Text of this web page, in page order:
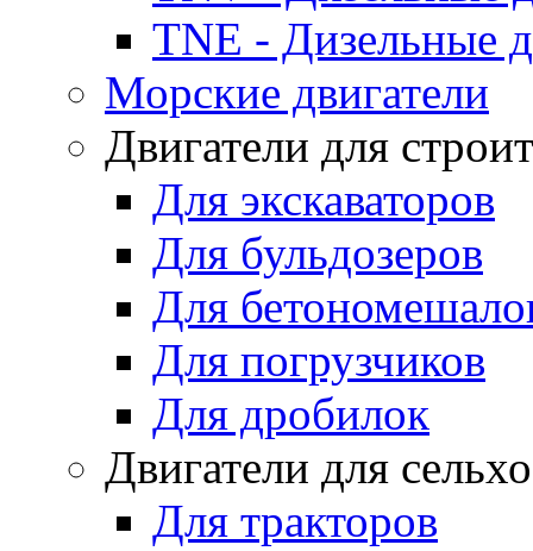
TNE - Дизельные
Морские двигатели
Двигатели для
Для экскаваторов
Для бульдозеров
Для
Для погрузчиков
Для дробилок
Двигатели для
Для тракторов